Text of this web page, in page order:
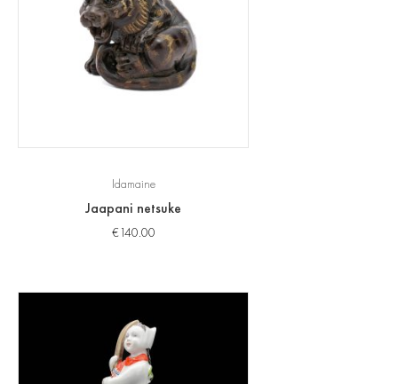
Idamaine
Jaapani netsuke
€140.00